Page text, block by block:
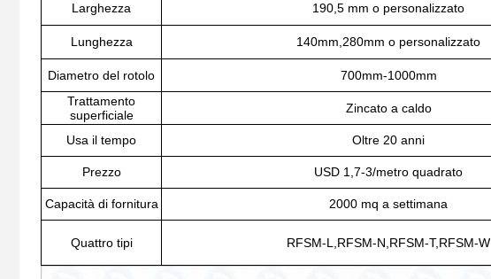
Larghezza 190,5 mm o personalizzato
Lunghezza 140mm,280mm o personalizzato
Diametro del rotolo
700mm-1000mm
Trattamento
superficiale
Zincato a caldo
Usa il tempo Oltre 20 anni
Prezzo USD 1,7-3/metro quadrato
Capacità di fornitura 2000 mq a settimana
Quattro tipi RFSM-L,RFSM-N,RFSM-T,RFSM-W